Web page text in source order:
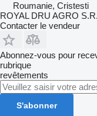
Roumanie, Cristesti
ROYAL DRU AGRO
Contacter le vendeur
Abonnez-vous pour
rubrique
revêtements
S'abonner